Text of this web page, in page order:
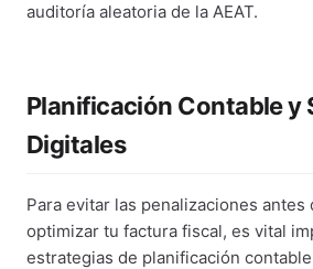
auditoría aleatoria de la AEAT.
Planificación Contable y
Digitales
Para evitar las penalizaciones antes
optimizar tu factura fiscal, es vital
estrategias de planificación